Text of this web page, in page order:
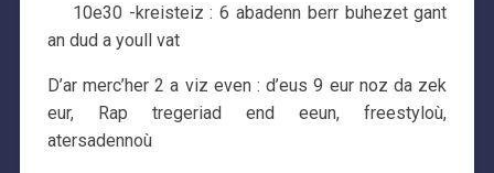
10e30 -kreisteiz : 6 abadenn berr buhezet gant
an dud a youll vat
D’ar merc’her 2 a viz even : d’eus 9 eur noz da zek
eur, Rap tregeriad end eeun, freestyloù,
atersadennoù